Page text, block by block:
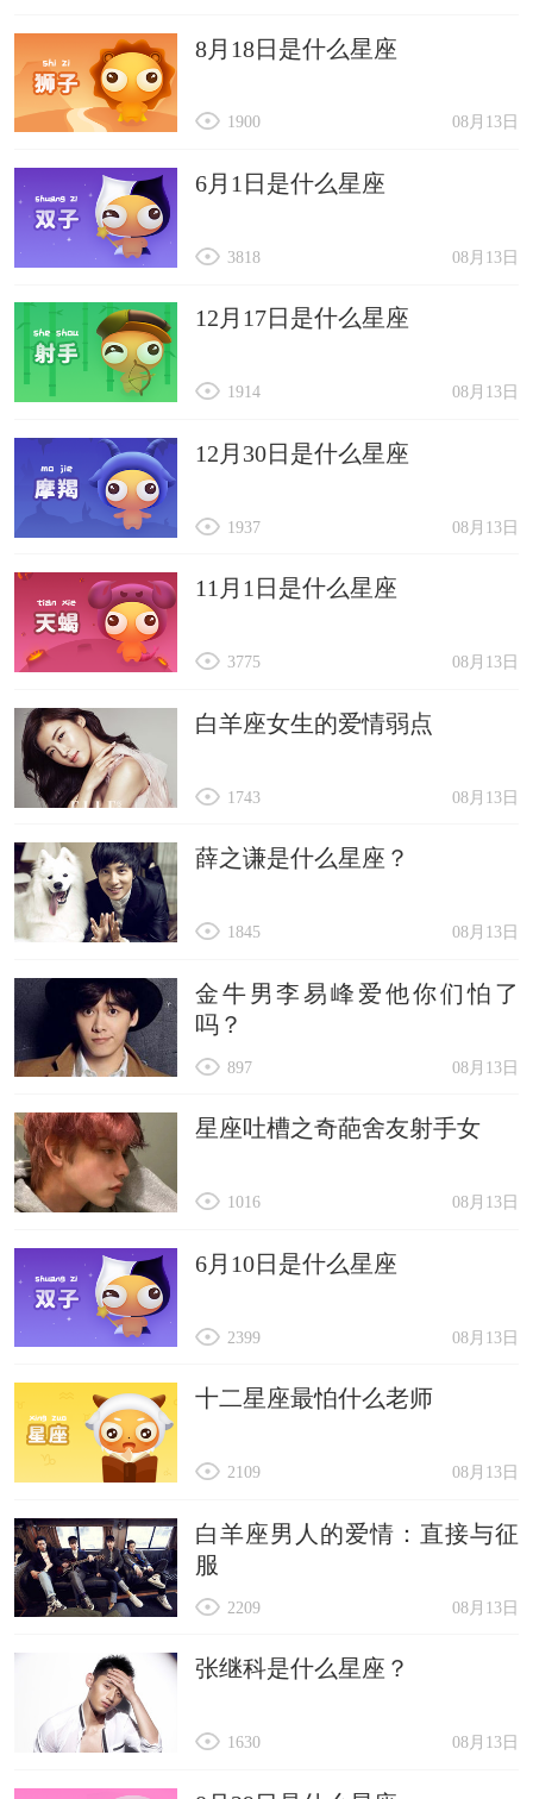
8月18日是什么星座
08月13日
1900
6月1日是什么星座
08月13日
3818
12月17日是什么星座
08月13日
1914
12月30日是什么星座
08月13日
1937
11月1日是什么星座
08月13日
3775
白羊座女生的爱情弱点
08月13日
1743
薛之谦是什么星座？
08月13日
1845
金牛男李易峰爱他你们怕了
吗？
08月13日
897
星座吐槽之奇葩舍友射手女
08月13日
1016
6月10日是什么星座
08月13日
2399
十二星座最怕什么老师
08月13日
2109
白羊座男人的爱情：直接与征
服
08月13日
2209
张继科是什么星座？
08月13日
1630